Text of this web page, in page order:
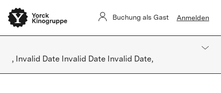
Buchung als Gast Anmelden
, Invalid Date Invalid Date Invalid Date,